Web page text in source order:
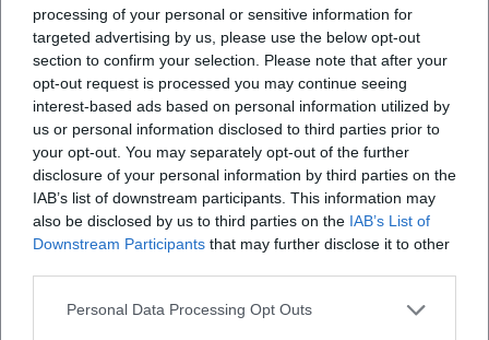
processing of your personal or sensitive information for
targeted advertising by us, please use the below opt-out
section to confirm your selection. Please note that after your
opt-out request is processed you may continue seeing
interest-based ads based on personal information utilized by
us or personal information disclosed to third parties prior to
your opt-out. You may separately opt-out of the further
disclosure of your personal information by third parties on the
IAB’s list of downstream participants. This information may
also be disclosed by us to third parties on the IAB’s List of
Downstream Participants that may further disclose it to other
Personal Data Processing Opt Outs
Map unavailable
Open in Google Maps